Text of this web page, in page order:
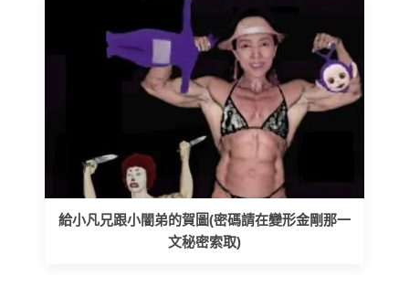
給小凡兄跟小闇弟的賀圖(密碼請在變形金剛那一
文秘密索取)